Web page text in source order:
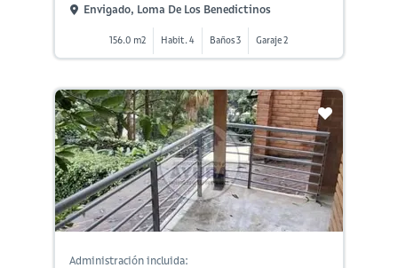
Envigado, Loma De Los Benedictinos
156.0 m2 Habit. 4 Baños 3 Garaje 2
Administración incluida: